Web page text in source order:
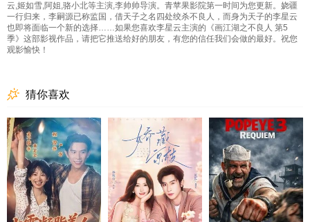
云,姬如雪,阿姐,骆小北等主演,李帅帅导演。青苹果影院第一时间为您更新。娆疆
一行归来，李嗣源已称监国，借天子之名四处绞杀不良人，而身为天子的李星云
也即将面临一个新的选择……如果您喜欢李星云主演的《画江湖之不良人 第5
季》这部影视作品，请把它推送给好的朋友，有您的信任我们会做的最好。祝您
观影愉快！
猜你喜欢